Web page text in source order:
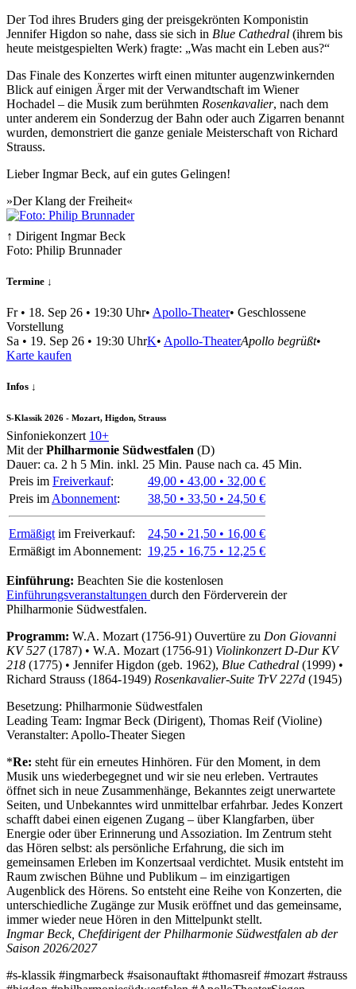
Der Tod ihres Bruders ging der preisgekrönten Komponistin
Jennifer Higdon so nahe, dass sie sich in Blue Cathedral (ihrem bis
heute meistgespielten Werk) fragte: „Was macht ein Leben aus?“
Das Finale des Konzertes wirft einen mitunter augenzwinkernden
Blick auf einigen Ärger mit der Verwandtschaft im Wiener
Hochadel – die Musik zum berühmten Rosenkavalier, nach dem
unter anderem ein Sonderzug der Bahn oder auch Zigarren benannt
wurden, demonstriert die ganze geniale Meisterschaft von Richard
Strauss.
Lieber Ingmar Beck, auf ein gutes Gelingen!
»Der Klang der Freiheit«
↑ Dirigent Ingmar Beck
Foto: Philip Brunnader
Termine ↓
Fr• 18. Sep 26 • 19:30 Uhr• Apollo-Theater• Geschlossene
Vorstellung
Sa • 19. Sep 26 • 19:30 UhrK• Apollo-TheaterApollo begrüßt•
Karte kaufen
Infos ↓
S-Klassik 2026 - Mozart, Higdon, Strauss
Sinfoniekonzert 10+
Mit derPhilharmonie Südwestfalen (D)
Dauer: ca. 2 h 5 Min. inkl. 25 Min. Pause nach ca. 45 Min.
Preis im Freiverkauf:
49,00 • 43,00 • 32,00 €
Preis im Abonnement: 38,50 • 33,50 • 24,50 €
Ermäßigt im Freiverkauf:
24,50 • 21,50 • 16,00 €
Ermäßigt im Abonnement: 19,25 • 16,75 • 12,25 €
Einführung: Beachten Sie die kostenlosen
Einführungsveranstaltungen durch den Förderverein der
Philharmonie Südwestfalen.
Programm: W.A. Mozart (1756-91) Ouvertüre zu Don Giovanni
KV 527(1787) • W.A. Mozart (1756-91) Violinkonzert D-Dur KV
218 (1775) • Jennifer Higdon (geb. 1962), Blue Cathedral (1999) •
Richard Strauss (1864-1949) Rosenkavalier-Suite TrV 227d (1945)
Besetzung: Philharmonie Südwestfalen
Leading Team: Ingmar Beck (Dirigent), Thomas Reif (Violine)
Veranstalter: Apollo-Theater Siegen
*Re: steht für ein erneutes Hinhören. Für den Moment, in dem
Musik uns wiederbegegnet und wir sie neu erleben. Vertrautes
öffnet sich in neue Zusammenhänge, Bekanntes zeigt unerwartete
Seiten, und Unbekanntes wird unmittelbar erfahrbar. Jedes Konzert
schafft dabei einen eigenen Zugang – über Klangfarben, über
Energie oder über Erinnerung und Assoziation. Im Zentrum steht
das Hören selbst: als persönliche Erfahrung, die sich im
gemeinsamen Erleben im Konzertsaal verdichtet. Musik entsteht im
Raum zwischen Bühne und Publikum – im einzigartigen
Augenblick des Hörens. So entsteht eine Reihe von Konzerten, die
unterschiedliche Zugänge zur Musik eröffnet und das gemeinsame,
immer wieder neue Hören in den Mittelpunkt stellt.
Ingmar Beck, Chefdirigent der Philharmonie Südwestfalen ab der
Saison 2026/2027
#s-klassik #ingmarbeck #saisonauftakt #thomasreif #mozart #strauss